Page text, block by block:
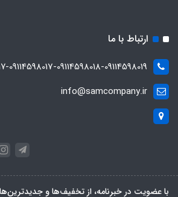
ارتباط با ما
۰۹۱۱۹۲۵۹۵۱۷-09114598017-09114598018-
info@samcompany.ir
با عضویت در خبرنامه، از تخفیف‌ها و